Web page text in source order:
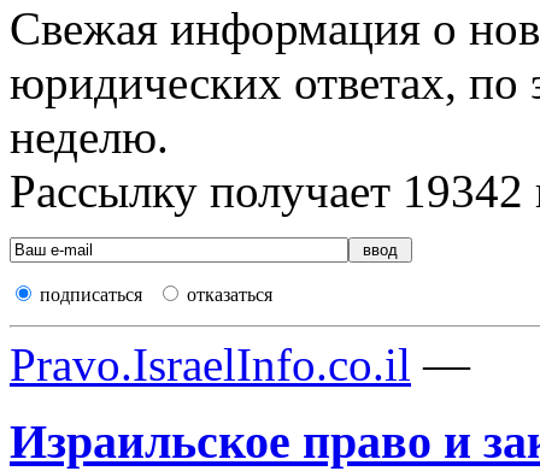
Свежая информация о
юридических ответах, по
неделю.
Рассылку получает 19342
подписаться отказаться
Pravo.IsraelInfo.co.il —
Израильское право и